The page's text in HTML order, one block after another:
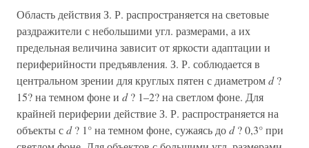
Область действия З. Р. распространяется на световые
раздражители с небольшими угл. размерами, а их
предельная величина зависит от яркости адаптации и
периферийности предъявления. З. Р. соблюдается в
центральном зрении для круглых пятен с диаметромd?
15? на темном фоне и d? 1–2? на светлом фоне. Для
крайней периферии действие З. Р. распространяется на
объекты сd? 1° на темном фоне, сужаясь доd? 0,3° при